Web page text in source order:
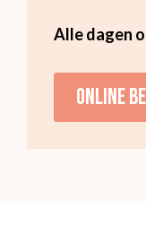
Alle dagen
Online